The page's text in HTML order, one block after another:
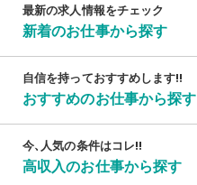
最新の求人情報をチェック
新着のお仕事から探す
自信を持っておすすめします!!
おすすめのお仕事から探す
今、人気の条件はコレ!!
高収入のお仕事から探す